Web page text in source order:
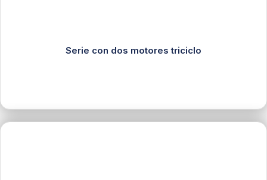
Serie con dos motores triciclo